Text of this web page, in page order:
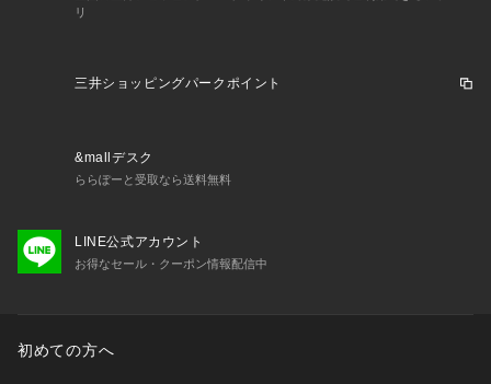
リ
三井ショッピングパークポイント
&mallデスク
ららぽーと受取なら送料無料
LINE公式アカウント
お得なセール・クーポン情報配信中
初めての方へ